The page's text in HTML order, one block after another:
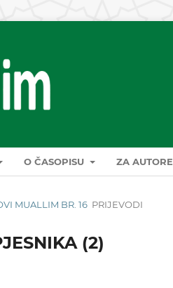
O ČASOPISU ZA AUTORE
MUALLIM BR. 16 PRIJEVODI
(2)